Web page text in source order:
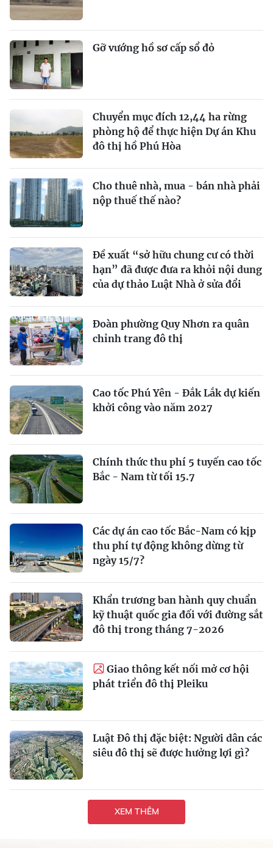
Gỡ vướng hồ sơ cấp sổ đỏ
Chuyển mục đích 12,44 ha rừng
phòng hộ để thực hiện Dự án Khu
đô thị hồ Phú Hòa
Cho thuê nhà, mua - bán nhà phải
nộp thuế thế nào?
Đề xuất “sở hữu chung cư có thời
hạn” đã được đưa ra khỏi nội dung
của dự thảo Luật Nhà ở sửa đổi
Đoàn phường Quy Nhơn ra quân
chỉnh trang đô thị
Cao tốc Phú Yên - Đắk Lắk dự kiến
khởi công vào năm 2027
Chính thức thu phí 5 tuyến cao tốc
Bắc - Nam từ tối 15.7
Các dự án cao tốc Bắc-Nam có kịp
thu phí tự động không dừng từ
ngày 15/7?
Khẩn trương ban hành quy chuẩn
kỹ thuật quốc gia đối với đường sắt
đô thị trong tháng 7-2026
Giao thông kết nối mở cơ hội
phát triển đô thị Pleiku
Luật Đô thị đặc biệt: Người dân các
siêu đô thị sẽ được hưởng lợi gì?
XEM THÊM